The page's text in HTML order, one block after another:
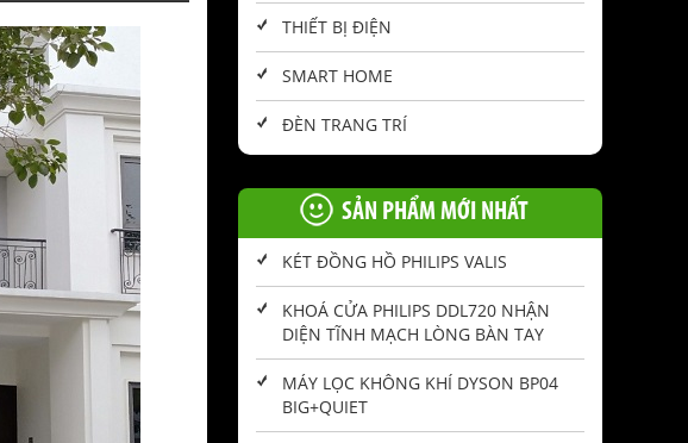
THIẾT BỊ ĐIỆN
SMART HOME
ĐÈN TRANG TRÍ
SẢN PHẨM MỚI NHẤT
KÉT ĐỒNG HỒ PHILIPS VALIS
KHOÁ CỬA PHILIPS DDL720 NHẬN
DIỆN TĨNH MẠCH LÒNG BÀN TAY
MÁY LỌC KHÔNG KHÍ DYSON BP04
BIG+QUIET